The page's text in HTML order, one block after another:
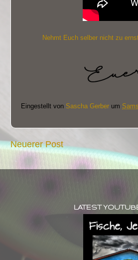
Nehmt Euch selber nicht zu
Eingestellt von Sascha Gerber um
Neuerer Post
LATEST